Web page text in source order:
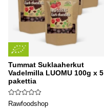
Tummat Suklaaherkut
Vadelmilla LUOMU 100g x 5
pakettia
Rawfoodshop